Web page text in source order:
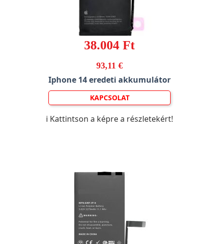
38.004 Ft
93,11 €
Iphone 14 eredeti akkumulátor
KAPCSOLAT
ℹ️ Kattintson a képre a részletekért!